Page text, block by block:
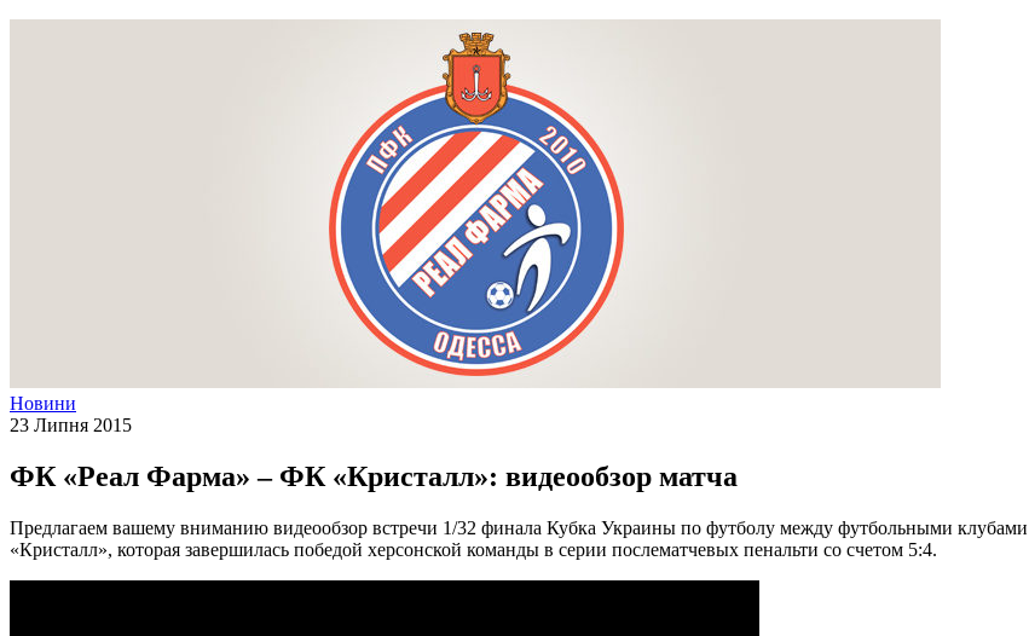
Новини
23 Липня 2015
ФК «Реал Фарма» – ФК «Кристалл»: видеообзор матча
Предлагаем вашему вниманию видеообзор встречи 1/32 финала Кубка Украины по футболу между футбольными
«Кристалл», которая завершилась победой херсонской команды в серии послематчевых пенальти со счетом 5:4.